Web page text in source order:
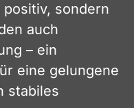
sondern
auch
– ein
eine gelungene
stabiles